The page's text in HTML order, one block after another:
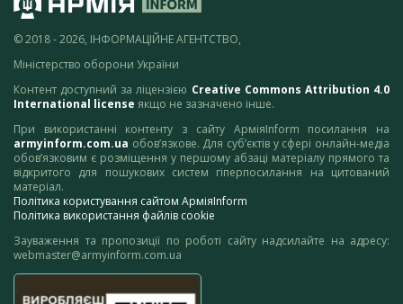
© 2018 - 2026, ІНФОРМАЦІЙНЕ АГЕНТСТВО,
Міністерство оборони України
Контент доступний за ліцензією Creative Commons Attribution 4.0
International license якщо не зазначено інше.
При використанні контенту з сайту АрміяInform посилання на
armyinform.com.ua обов’язкове. Для суб’єктів у сфері онлайн-медіа
обов’язковим є розміщення у першому абзаці матеріалу прямого та
відкритого для пошукових систем гіперпосилання на цитований
матеріал.
Політика користування сайтом АрміяInform
Політика використання файлів cookie
Зауваження та пропозиції по роботі сайту надсилайте на адресу:
webmaster@armyinform.com.ua